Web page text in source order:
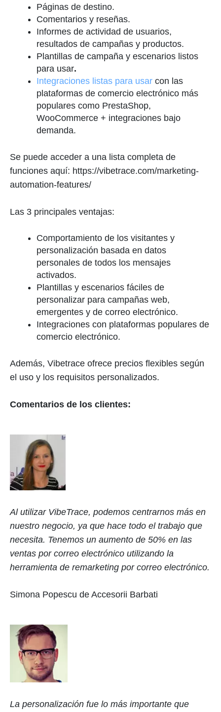
Páginas de destino.
Comentarios y reseñas.
Informes de actividad de usuarios,
resultados de campañas y productos.
Plantillas de campaña y escenarios listos
para usar.
Integraciones listas para usar con las
plataformas de comercio electrónico más
populares como PrestaShop,
WooCommerce + integraciones bajo
demanda.
Se puede acceder a una lista completa de
funciones aquí: https://vibetrace.com/marketing-
automation-features/
Las 3 principales ventajas:
Comportamiento de los visitantes y
personalización basada en datos
personales de todos los mensajes
activados.
Plantillas y escenarios fáciles de
personalizar para campañas web,
emergentes y de correo electrónico.
Integraciones con plataformas populares de
comercio electrónico.
Además, Vibetrace ofrece precios flexibles según
el uso y los requisitos personalizados.
Comentarios de los clientes:
Al utilizar VibeTrace, podemos centrarnos más en
nuestro negocio, ya que hace todo el trabajo que
necesita. Tenemos un aumento de 50% en las
ventas por correo electrónico utilizando la
herramienta de remarketing por correo electrónico.
Simona Popescu de Accesorii Barbati
La personalización fue lo más importante que